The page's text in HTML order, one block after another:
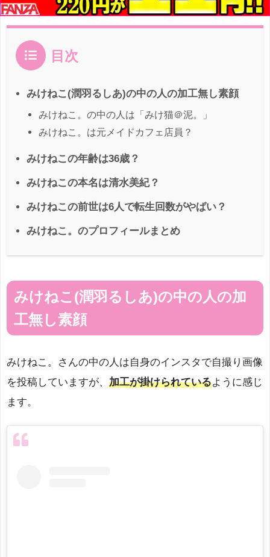
目次
みけねこ(潤羽るしあ)の中の人の加工無し素顔
みけねこ。の中の人は「みけ猫＠泥。」
みけねこ。は元メイドカフェ店員？
みけねこの年齢は36歳？
みけねこの本名は清水美紀？
みけねこの前世は6人で転生回数がやばい？
みけねこ。のプロフィールまとめ
みけねこ(潤羽るしあ)の中の人の加
工無し素顔
みけねこ。さんの中の人は自身のインスタで自撮り画像
を投稿していますが、 加工が掛けられているように感じ
ます。